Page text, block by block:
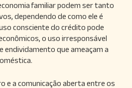
familiar podem ser tanto
dependendo de como ele é
consciente do crédito pode
o uso irresponsável
endividamento que ameaçam a
e a comunicação aberta entre os